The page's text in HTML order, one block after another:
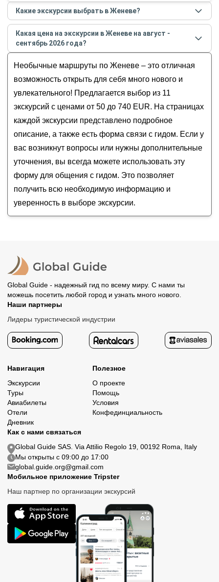
Какие экскурсии выбрать в Женеве?
Самые популярные экскурсиив Женевев августе
- сентябре 2026года:
История, традиции и символы Женевы
Вечное величие столицы мира
Русская Женева
Личное свидание с Женевой
Первая встреча с Женевой!
Какая цена на экскурсии в Женеве на август -
сентябрь 2026 года?
сентябрь 2026года от 50до 740 EUR
Необычные маршруты по Женеве – это отличная
возможность открыть для себя много нового и
увлекательного! Предлагается выбор из 11
экскурсий с ценами от 50 до 740 EUR. На страницах
каждой экскурсии представлено подробное
описание, а также есть форма связи с гидом. Если у
вас возникнут вопросы или нужны дополнительные
уточнения, вы всегда можете использовать эту
форму для общения с гидом. Это позволяет
получить всю необходимую информацию и
уверенность в выборе экскурсии.
Global Guide - надежный гид по всему миру. С нами ты
можешь посетить любой город и узнать много нового.
Наши партнеры
Лидеры туристической индустрии
Навигация
Экскурсии
Туры
Авиабилеты
Отели
Дневник
Полезное
О проекте
Помощь
Условия
Конфединциальность
Как с нами связаться
Global Guide SAS. Via Attilio Regolo 19, 00192 Roma, Italy
Мы открыты с 09:00 до 17:00
global.guide.org@gmail.com
Мобильное приложение Tripster
Наш партнер по организации экскурсий